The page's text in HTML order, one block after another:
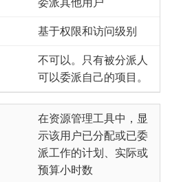
基于权限和访问级别
不可以。只有被分派人
可以委派自己的项目。
在资源管理工具中，显
示该用户已分配或已委
派工作的计划、实际或
预算小时数